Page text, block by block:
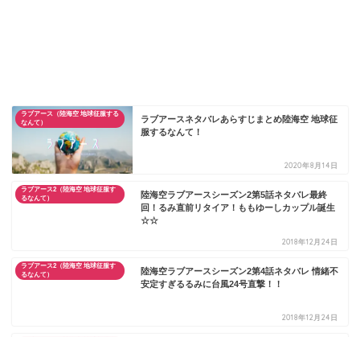
ラブアース（陸海空 地球征服する
なんて）
ラブアースネタバレあらすじまとめ陸海空 地球征
服するなんて！
2020年8月14日
ラブアース2（陸海空 地球征服す
るなんて）
陸海空ラブアースシーズン2第5話ネタバレ最終
回！るみ直前リタイア！ももゆーしカップル誕生
☆☆
2018年12月24日
ラブアース2（陸海空 地球征服す
るなんて）
陸海空ラブアースシーズン2第4話ネタバレ 情緒不
安定すぎるるみに台風24号直撃！！
2018年12月24日